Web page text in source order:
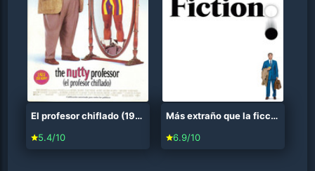
El profesor chiflado (1996)
5.4/10
Más extraño que la ficción (2006)
6.9/10